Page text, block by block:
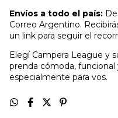
Envíos a todo el país:
Correo Argentino.
un link para seguir el
Elegí Campera League y
prenda cómoda, funcional
especialmente para vos.